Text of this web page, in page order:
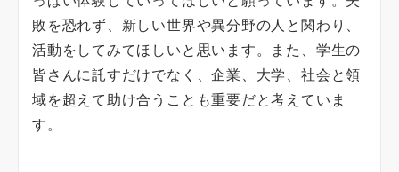
敗を恐れず、新しい世界や異分野の人と関わり、
活動をしてみてほしいと思います。また、学生の
皆さんに託すだけでなく、企業、大学、社会と領
域を超えて助け合うことも重要だと考えていま
す。